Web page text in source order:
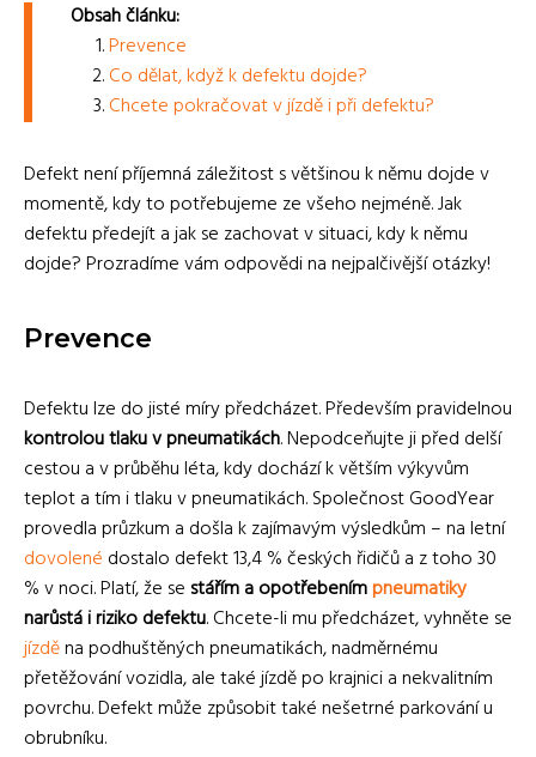
Obsah článku:
Prevence
Co dělat, když k defektu dojde?
Chcete pokračovat v jízdě i při defektu?
Defekt není příjemná záležitost s většinou k němu dojde v
momentě, kdy to potřebujeme ze všeho nejméně. Jak
defektu předejít a jak se zachovat v situaci, kdy k němu
dojde? Prozradíme vám odpovědi na nejpalčivější otázky!
Prevence
Defektu lze do jisté míry předcházet. Především pravidelnou
kontrolou tlaku v pneumatikách. Nepodceňujte ji před delší
cestou a v průběhu léta, kdy dochází k větším výkyvům
teplot a tím i tlaku v pneumatikách. Společnost GoodYear
provedla průzkum a došla k zajímavým výsledkům – na letní
dovolené dostalo defekt 13,4 % českých řidičů a z toho 30
% v noci. Platí, že se stářím a opotřebenímpneumatiky
narůstá i riziko defektu. Chcete-li mu předcházet, vyhněte se
jízděna podhuštěných pneumatikách, nadměrnému
přetěžování vozidla, ale také jízdě po krajnici a nekvalitním
povrchu. Defekt může způsobit také nešetrné parkování u
obrubníku.